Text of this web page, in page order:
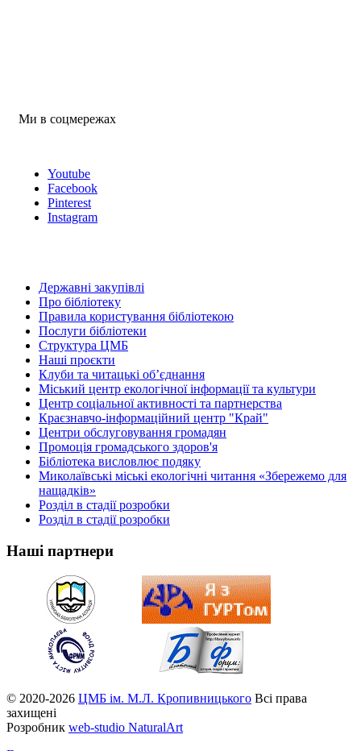
Ми в соцмережах
Youtube
Facebook
Pinterest
Instagram
Державні закупівлі
Про бібліотеку
Правила користування бібліотекою
Послуги бібліотеки
Структура ЦМБ
Наші проєкти
Клуби та читацькі об’єднання
Міський центр екологічної інформації та культури
Центр соціальної активності та партнерства
Краєзнавчо-інформаційний центр "Край"
Центри обслуговування громадян
Промоція громадського здоров'я
Бібліотека висловлює подяку
Миколаївські міські екологічні читання «Збережемо для
нащадків»
Розділ в стадії розробки
Розділ в стадії розробки
Наші партнери
© 2020-2026 ЦМБ ім. М.Л. Кропивницького Всі права
захищені
Розробник web-studio NaturalArt